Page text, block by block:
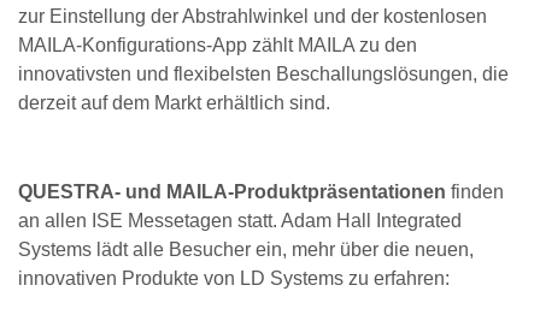
zur Einstellung der Abstrahlwinkel und der kostenlosen
MAILA-Konfigurations-App zählt MAILA zu den
innovativsten und flexibelsten Beschallungslösungen, die
derzeit auf dem Markt erhältlich sind.
QUESTRA- und MAILA-Produktpräsentationen finden
an allen ISE Messetagen statt. Adam Hall Integrated
Systems lädt alle Besucher ein, mehr über die neuen,
innovativen Produkte von LD Systems zu erfahren: